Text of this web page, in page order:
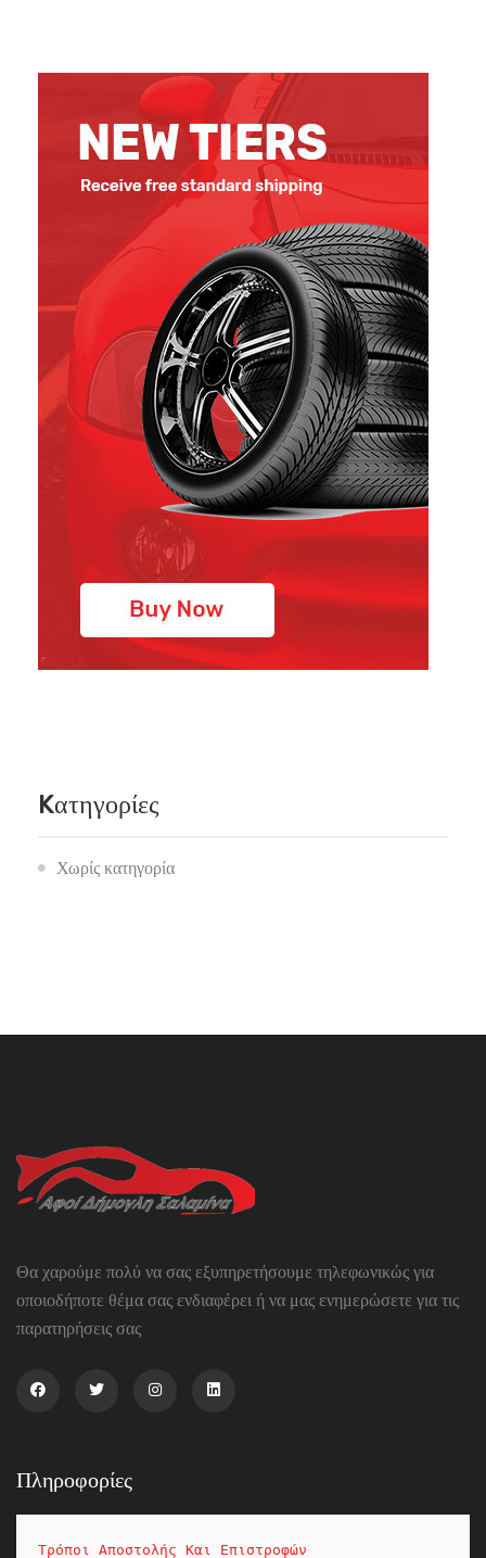
Kατηγορίες
Χωρίς κατηγορία
Θα χαρούμε πολύ να σας εξυπηρετήσουμε τηλεφωνικώς για
οποιοδήποτε θέμα σας ενδιαφέρει ή να μας ενημερώσετε για τις
παρατηρήσεις σας
Πληροφορίες
Τρόποι Αποστολής Και Επιστροφών